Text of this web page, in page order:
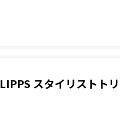
LIPPS スタイリストト